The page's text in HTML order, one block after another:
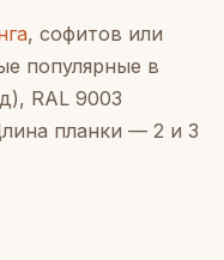
, софитов или
популярные в
RAL 9003
планки — 2 и 3